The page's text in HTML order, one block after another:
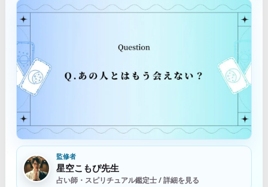
監修者
星空こもぴ先生
占い師・スピリチュアル鑑定士 / 詳細を見る